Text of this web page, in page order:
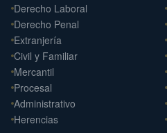
Derecho Laboral
Derecho Penal
Extranjería
Civil y Familiar
Mercantil
Procesal
Administrativo
Herencias